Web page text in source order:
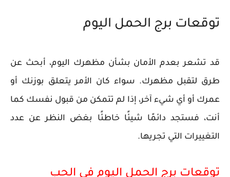
توقعات برج الحمل اليوم
قد تشعر بعدم الأمان بشأن مظهرك اليوم، أبحث عن
طرق لتقبل مظهرك. سواء كان الأمر يتعلق بوزنك أو
عمرك أو أي شيء آخر، إذا لم تتمكن من قبول نفسك كما
أنت، فستجد دائمًا شيئًا خاطئًا بغض النظر عن عدد
التغييرات التي تجريها.
توقعات برج الحمل اليوم في الحب